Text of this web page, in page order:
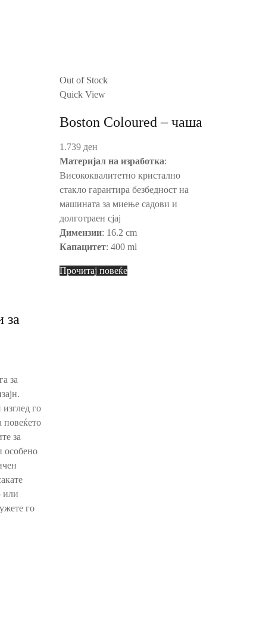
за
за
го
повеќето
за
особено
или
го
Out of Stock
Quick View
Boston Coloured – чаша
1.739 ден
Материјал на изработка:
Висококвалитетно кристално
стакло гарантира безбедност на
машината за миење садови и
долготраен сјај
Димензии: 16.2 cm
Капацитет: 400 ml
Прочитај повеќе